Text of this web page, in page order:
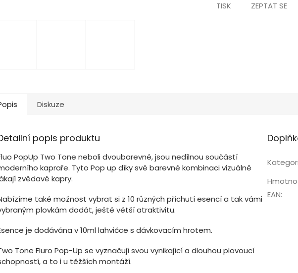
TISK ZEPTAT SE
Diskuze
popis produktu
PopUp Two Tone neboli dvoubarevné, jsou nedílnou součástí
kapraře. Tyto Pop up díky své barevné kombinaci vizuálně
zvědavé kapry.
také možnost vybrat si z 10 různých příchutí esencí a tak vámi
plovkám dodát, ještě větší atraktivitu.
je dodávána v 10ml lahvičce s dávkovacím hrotem.
Tone Fluro Pop-Up se vyznačují svou vynikající a dlouhou plovoucí
a to i u těžších montáží.
EAN: